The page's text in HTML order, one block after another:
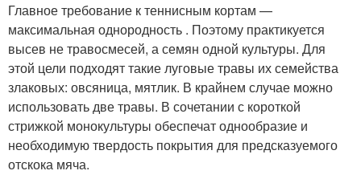
Главное требование к теннисным кортам —
максимальная однородность . Поэтому практикуется
высев не травосмесей, а семян одной культуры. Для
этой цели подходят такие луговые травы их семейства
злаковых: овсяница, мятлик. В крайнем случае можно
использовать две травы. В сочетании с короткой
стрижкой монокультуры обеспечат однообразие и
необходимую твердость покрытия для предсказуемого
отскока мяча.